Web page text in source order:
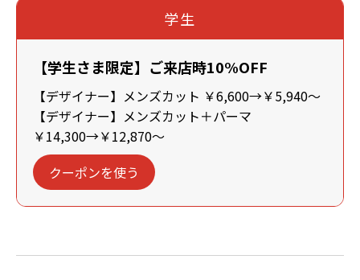
学生
【学生さま限定】ご来店時10%OFF
【デザイナー】メンズカット ￥6,600→￥5,940～
【デザイナー】メンズカット＋パーマ
￥14,300→￥12,870～
クーポンを使う